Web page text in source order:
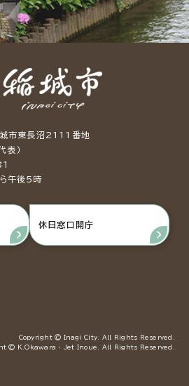
東長沼2111番地
）
午後5時
休日窓口開庁
Copyright © Inagi City. All Rights Reserved.
© K.Okawara ・ Jet Inoue. All Rights Reserved.